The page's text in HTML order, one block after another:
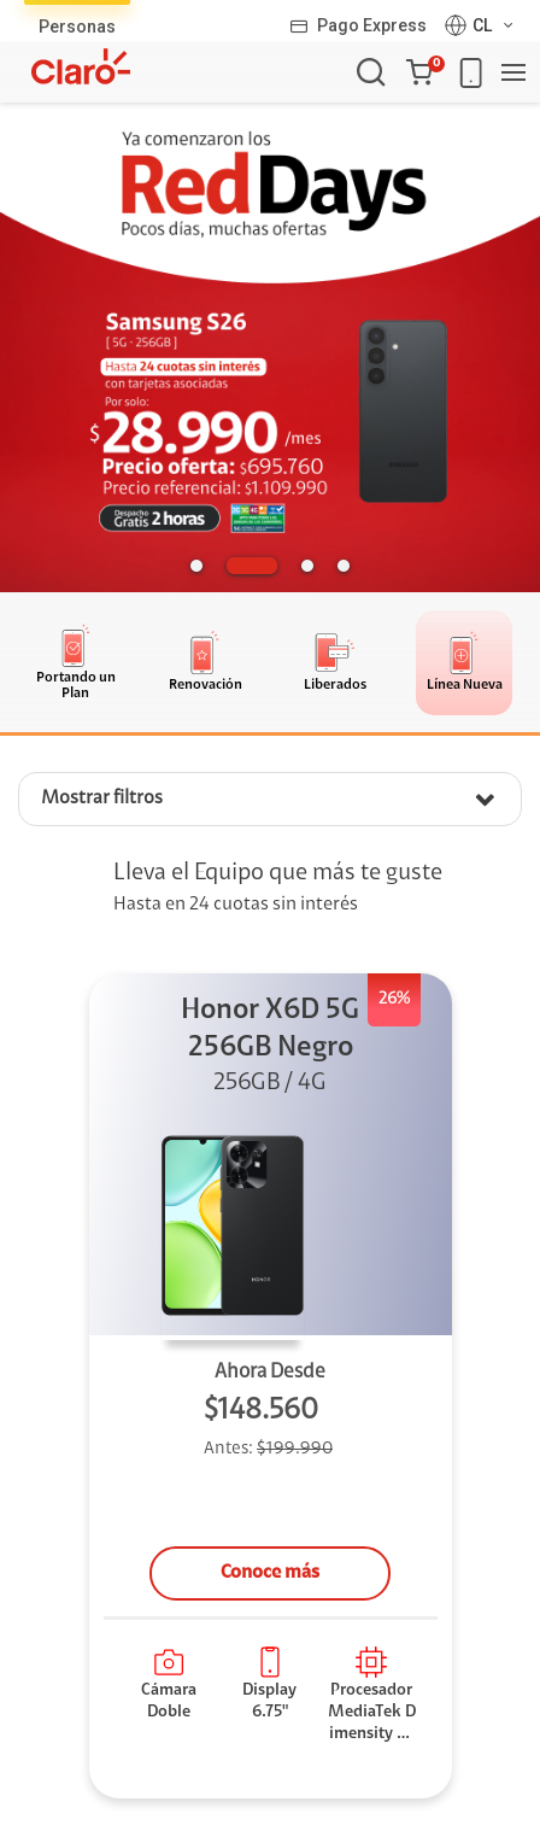
Personas Pago Express
CL
Carro
de
0
Portando un
Plan
Renovación Liberados Línea Nueva
Mostrar filtros
productos
Lleva el Equipo que más te guste
Hasta en 24 cuotas sin interés
26%
Honor X6D 5G
256GB Negro
256GB / 4G
Ahora Desde
$148.560
Antes: $199.990
Conoce más
Cámara
Doble
Display
6.75"
Procesador
MediaTek D
imensity 63